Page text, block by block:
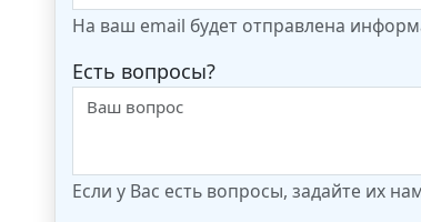
На ваш email будет отправлена
Есть вопросы?
Если у Вас есть вопросы, задайте их